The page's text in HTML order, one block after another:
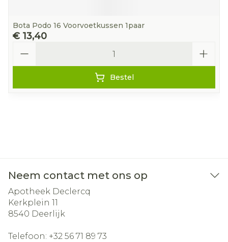
Bota Podo 16 Voorvoetkussen 1paar
€ 13,40
Bestel
Neem contact met ons op
Apotheek Declercq
Kerkplein 11
8540 Deerlijk
Telefoon: +32 56 71 89 73